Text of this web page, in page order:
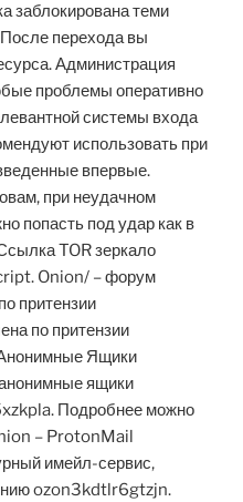
заблокирована теми
перехода вы
Администрация
проблемы оперативно
системы входа
использовать при
впервые.
при неудачном
попасть под удар как в
TOR зеркало
Onion/ – форум
притензии
по притензии
Ящики
ящики
Подробнее можно
– ProtonMail
имейл-сервис,
ozon3kdtlr6gtzjn.